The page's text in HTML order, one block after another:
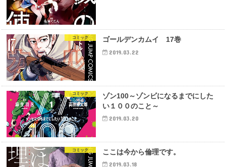
コミック ゴールデンカムイ 17巻
2019.03.22
コミック
ゾン100～ゾンビになるまでにした
い１００のこと～
2019.03.20
コミック ここは今から倫理です。
2019.03.18